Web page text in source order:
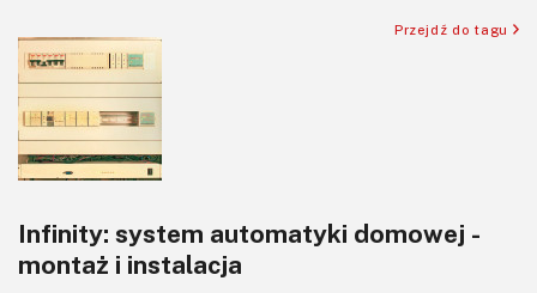
Software
Sterowanie
Transformatory
Tranzystory
Wzmacniacze
Zasilanie
Przejdź do tagu
Infinity: system automatyki domowej -
montaż i instalacja